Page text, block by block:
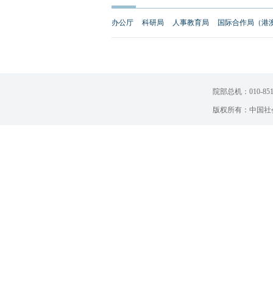
办公厅 科研局 人事教育局 国际合作局（港
院部总机：010-
版权所有：中国